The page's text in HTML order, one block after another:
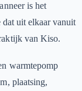
is het
uit elkaar vanuit
van Kiso.
warmtepomp
plaatsing,